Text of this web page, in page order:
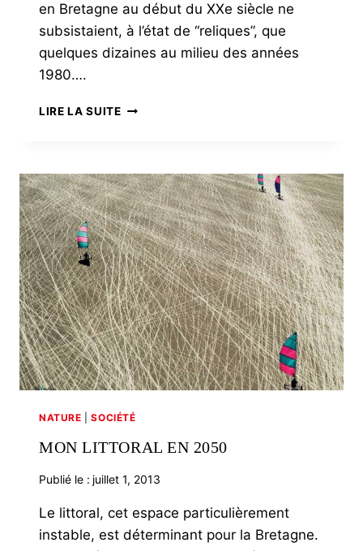
en Bretagne au début du XXe siècle ne
subsistaient, à l’état de “reliques”, que
quelques dizaines au milieu des années
1980….
LIRE LA SUITEL’AUTOMNE
DE
POMMES
NATURE |SOCIÉTÉ
MON LITTORAL EN 2050
Publié le : juillet 1, 2013
Le littoral, cet espace particulièrement
instable, est déterminant pour la Bretagne.